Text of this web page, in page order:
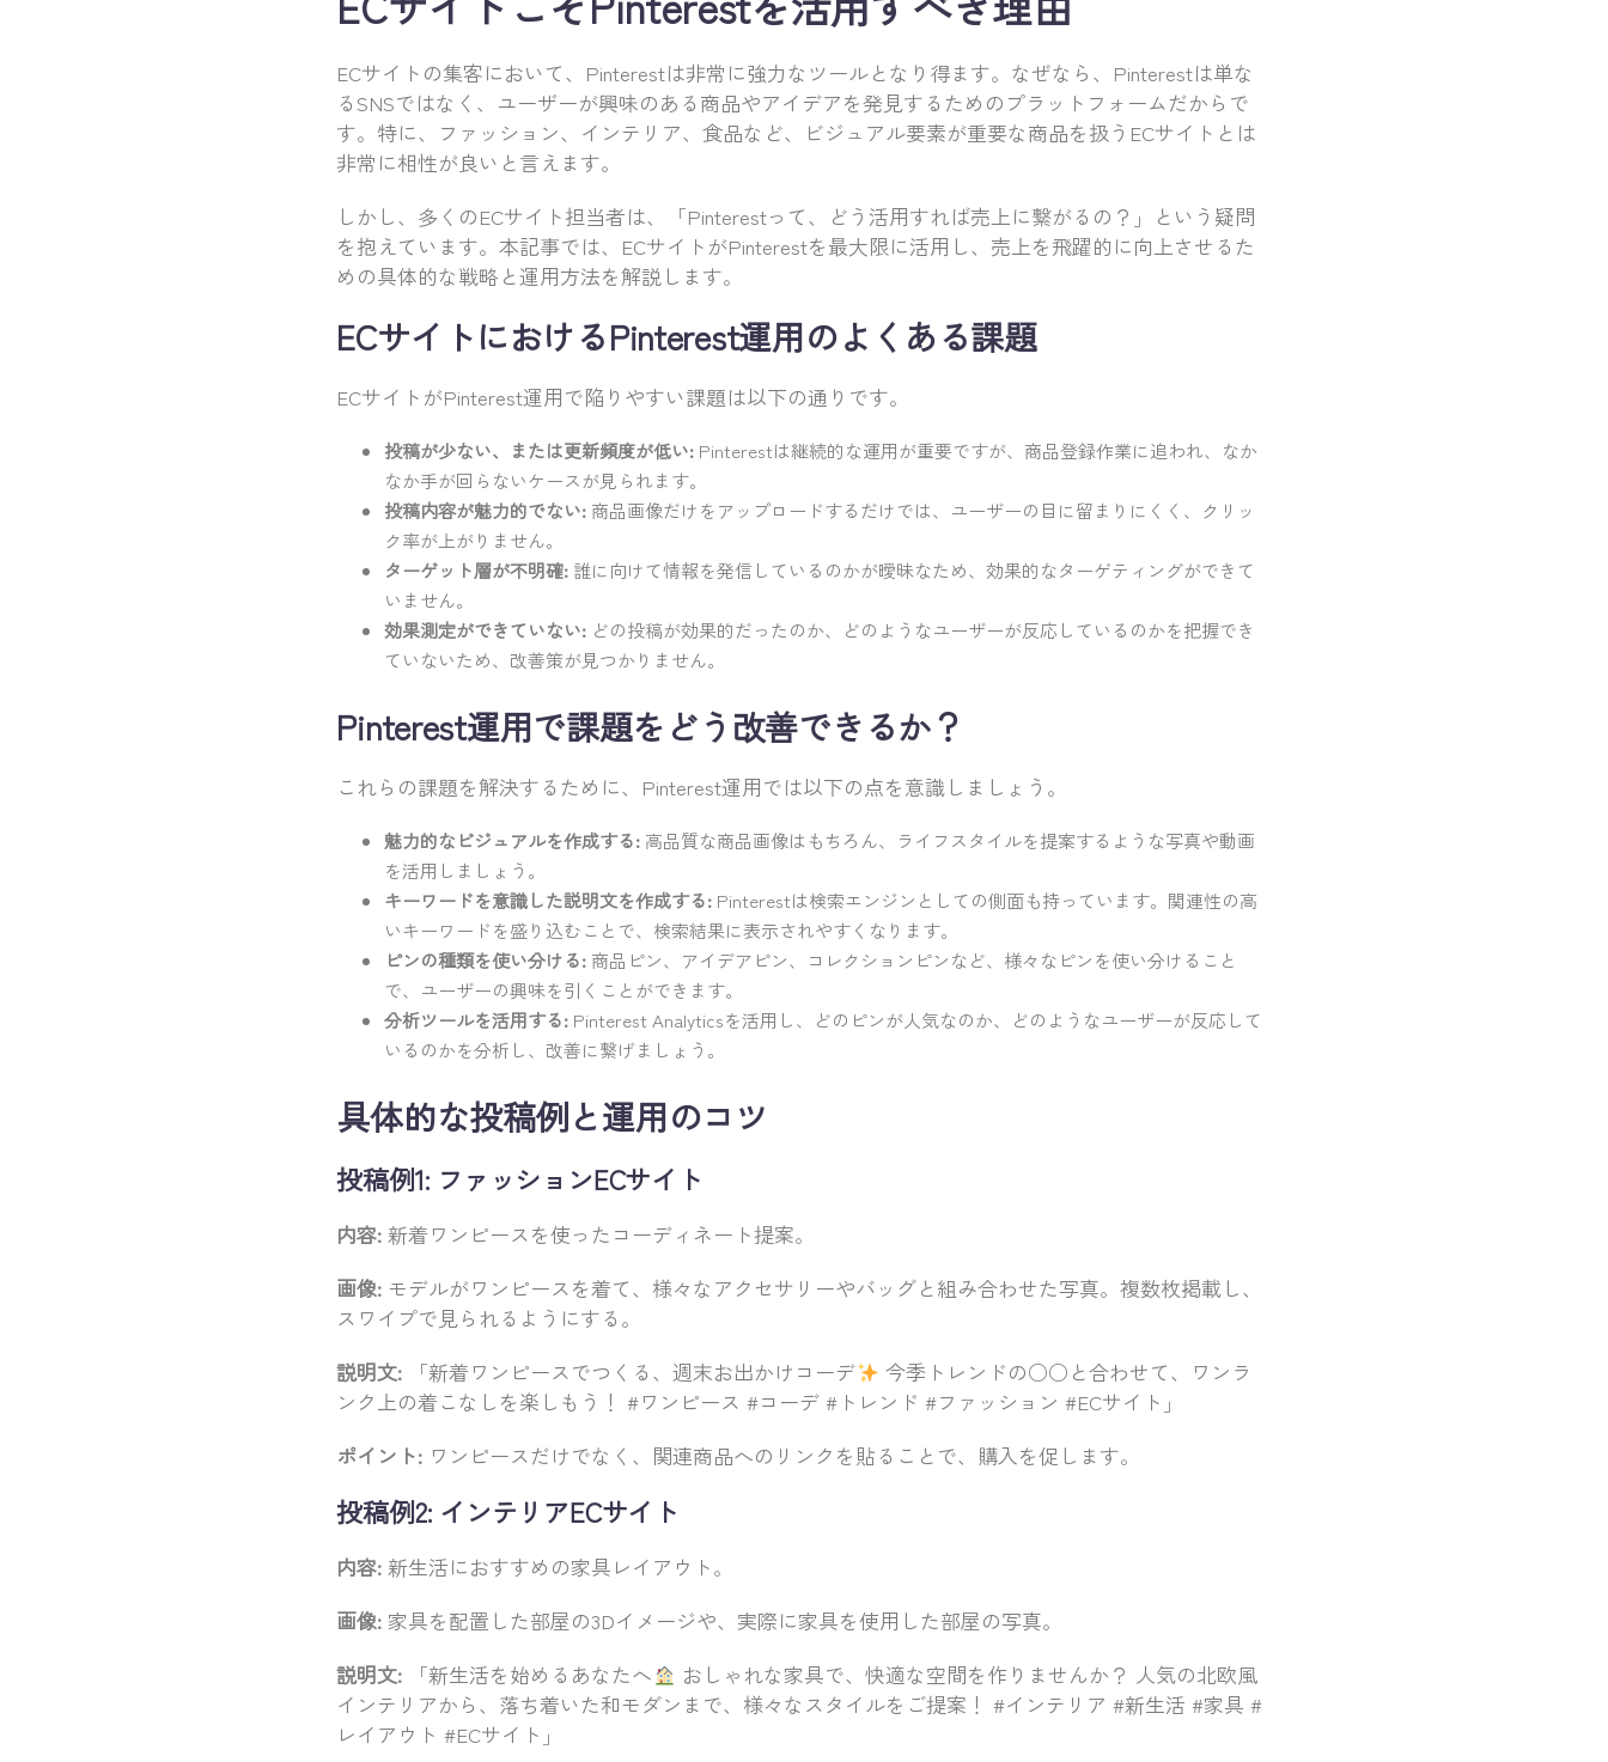
ECサイトの集客において、Pinterestは非常に強力なツールとなり得ます。なぜなら、Pinterestは単な
るSNSではなく、ユーザーが興味のある商品やアイデアを発見するためのプラットフォームだからで
す。特に、ファッション、インテリア、食品など、ビジュアル要素が重要な商品を扱うECサイトとは
非常に相性が良いと言えます。
しかし、多くのECサイト担当者は、「Pinterestって、どう活用すれば売上に繋がるの？」という疑問
を抱えています。本記事では、ECサイトがPinterestを最大限に活用し、売上を飛躍的に向上させるた
めの具体的な戦略と運用方法を解説します。
ECサイトにおけるPinterest運用のよくある課題
ECサイトがPinterest運用で陥りやすい課題は以下の通りです。
投稿が少ない、または更新頻度が低い: Pinterestは継続的な運用が重要ですが、商品登録作業に追われ、なか
なか手が回らないケースが見られます。
投稿内容が魅力的でない: 商品画像だけをアップロードするだけでは、ユーザーの目に留まりにくく、クリッ
ク率が上がりません。
ターゲット層が不明確: 誰に向けて情報を発信しているのかが曖昧なため、効果的なターゲティングができて
いません。
効果測定ができていない: どの投稿が効果的だったのか、どのようなユーザーが反応しているのかを把握でき
ていないため、改善策が見つかりません。
Pinterest運用で課題をどう改善できるか？
これらの課題を解決するために、Pinterest運用では以下の点を意識しましょう。
魅力的なビジュアルを作成する: 高品質な商品画像はもちろん、ライフスタイルを提案するような写真や動画
を活用しましょう。
キーワードを意識した説明文を作成する: Pinterestは検索エンジンとしての側面も持っています。関連性の高
いキーワードを盛り込むことで、検索結果に表示されやすくなります。
ピンの種類を使い分ける: 商品ピン、アイデアピン、コレクションピンなど、様々なピンを使い分けること
で、ユーザーの興味を引くことができます。
分析ツールを活用する: Pinterest Analyticsを活用し、どのピンが人気なのか、どのようなユーザーが反応して
いるのかを分析し、改善に繋げましょう。
具体的な投稿例と運用のコツ
投稿例1: ファッションECサイト
内容: 新着ワンピースを使ったコーディネート提案。
画像: モデルがワンピースを着て、様々なアクセサリーやバッグと組み合わせた写真。複数枚掲載し、
スワイプで見られるようにする。
説明文: 「新着ワンピースでつくる、週末お出かけコーデ
今季トレンドの○○と合わせて、ワンラ
ンク上の着こなしを楽しもう！ #ワンピース #コーデ #トレンド #ファッション #ECサイト」
ポイント: ワンピースだけでなく、関連商品へのリンクを貼ることで、購入を促します。
投稿例2: インテリアECサイト
内容: 新生活におすすめの家具レイアウト。
画像: 家具を配置した部屋の3Dイメージや、実際に家具を使用した部屋の写真。
説明文: 「新生活を始めるあなたへ
おしゃれな家具で、快適な空間を作りませんか？ 人気の北欧風
インテリアから、落ち着いた和モダンまで、様々なスタイルをご提案！ #インテリア #新生活 #家具 #
レイアウト #ECサイト」